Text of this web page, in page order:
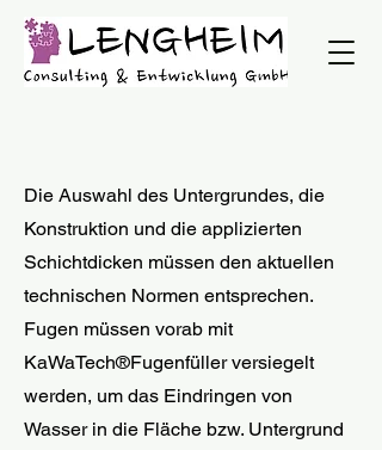
Die Auswahl des Untergrundes, die
Konstruktion und die applizierten
Schichtdicken müssen den aktuellen
technischen Normen entsprechen.
Fugen müssen vorab mit
KaWaTech®Fugenfüller versiegelt
werden, um das Eindringen von
Wasser in die Fläche bzw. Untergrund